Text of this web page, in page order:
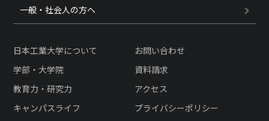
一般・社会人の方へ
日本工業大学について
学部・大学院
教育力・研究力
キャンパスライフ
お問い合わせ
資料請求
アクセス
プライバシーポリシー